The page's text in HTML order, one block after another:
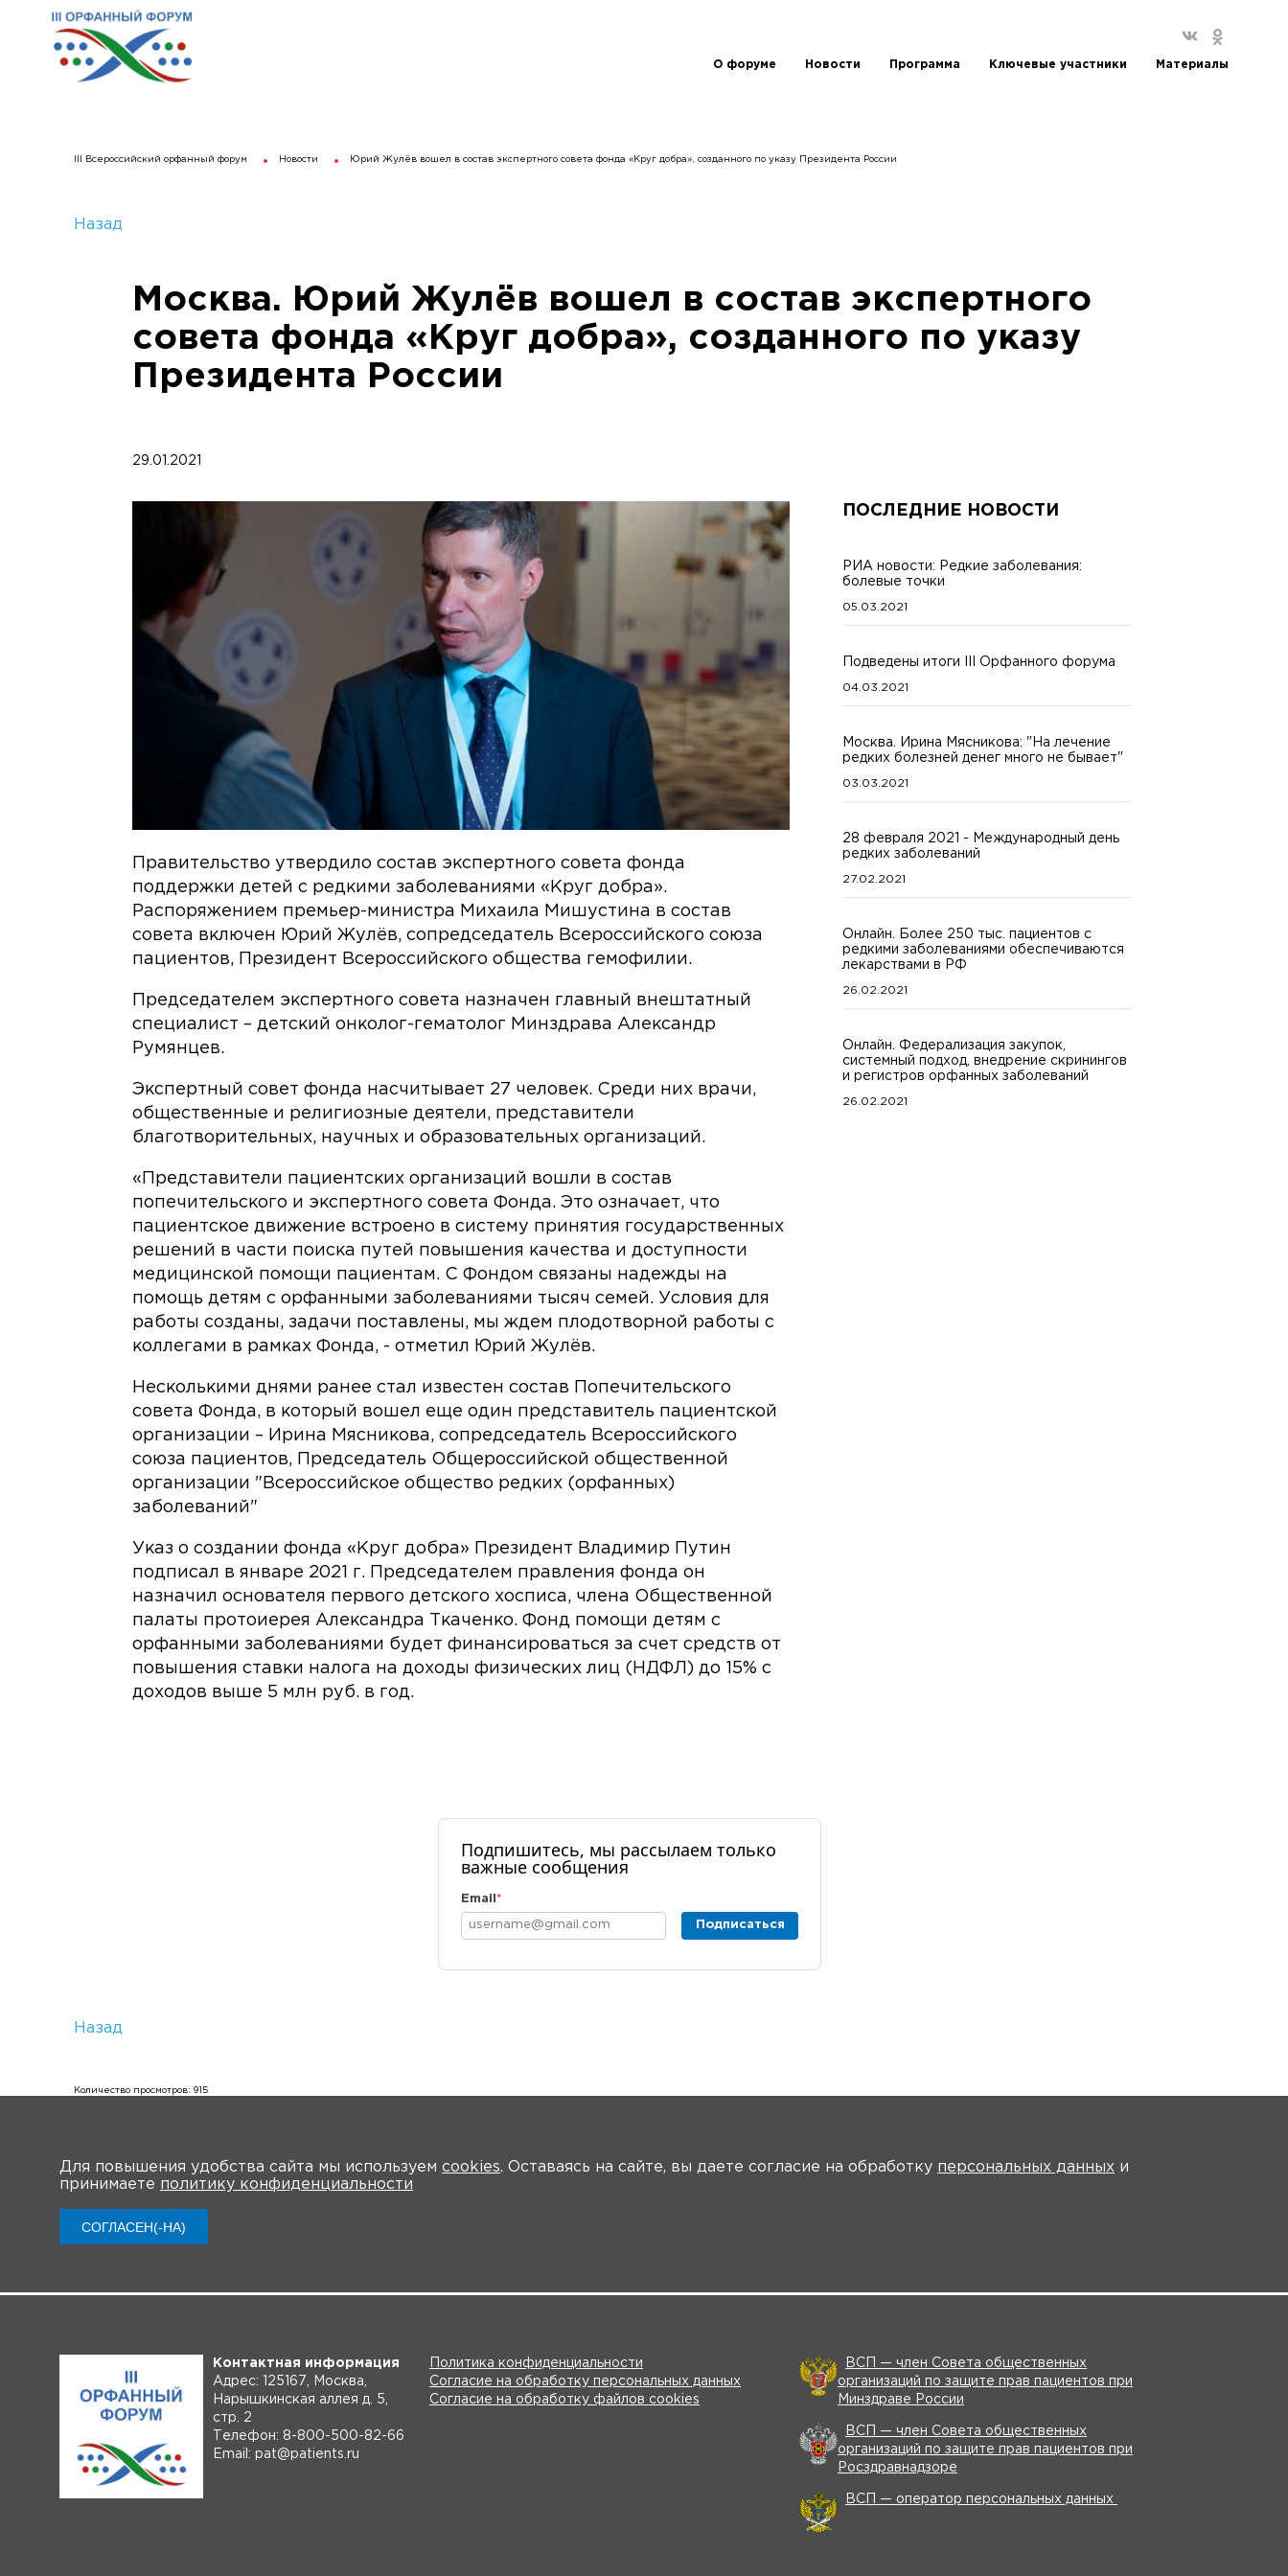
О форуме Новости Программа Ключевые участники Материалы
III Всероссийский орфанный форум Новости Юрий Жулёв вошел в состав экспертного совета фонда «Круг добра», созданного по указу Президента России
Назад
Москва. Юрий Жулёв вошел в состав экспертного
совета фонда «Круг добра», созданного по указу
Президента России
29.01.2021
Правительство утвердило состав экспертного совета фонда
поддержки детей с редкими заболеваниями «Круг добра».
Распоряжением премьер-министра Михаила Мишустина в состав
совета включен Юрий Жулёв, сопредседатель Всероссийского союза
пациентов, Президент Всероссийского общества гемофилии.
Председателем экспертного совета назначен главный внештатный
специалист – детский онколог-гематолог Минздрава Александр
Румянцев.
Экспертный совет фонда насчитывает 27 человек. Среди них врачи,
общественные и религиозные деятели, представители
благотворительных, научных и образовательных организаций.
«Представители пациентских организаций вошли в состав
попечительского и экспертного совета Фонда. Это означает, что
пациентское движение встроено в систему принятия государственных
решений в части поиска путей повышения качества и доступности
медицинской помощи пациентам. С Фондом связаны надежды на
помощь детям с орфанными заболеваниями тысяч семей. Условия для
работы созданы, задачи поставлены, мы ждем плодотворной работы с
коллегами в рамках Фонда, - отметил Юрий Жулёв.
Несколькими днями ранее стал известен состав Попечительского
совета Фонда, в который вошел еще один представитель пациентской
организации – Ирина Мясникова, сопредседатель Всероссийского
союза пациентов, Председатель Общероссийской общественной
организации "Всероссийское общество редких (орфанных)
заболеваний"
Указ о создании фонда «Круг добра» Президент Владимир Путин
подписал в январе 2021 г. Председателем правления фонда он
назначил основателя первого детского хосписа, члена Общественной
палаты протоиерея Александра Ткаченко. Фонд помощи детям с
орфанными заболеваниями будет финансироваться за счет средств от
повышения ставки налога на доходы физических лиц (НДФЛ) до 15% с
доходов выше 5 млн руб. в год.
ПОСЛЕДНИЕ НОВОСТИ
РИА новости: Редкие заболевания:
болевые точки
05.03.2021
Подведены итоги III Орфанного форума
04.03.2021
Москва. Ирина Мясникова: "На лечение
редких болезней денег много не бывает"
03.03.2021
28 февраля 2021 - Международный день
редких заболеваний
27.02.2021
Онлайн. Более 250 тыс. пациентов с
редкими заболеваниями обеспечиваются
лекарствами в РФ
26.02.2021
Онлайн. Федерализация закупок,
системный подход, внедрение скринингов
и регистров орфанных заболеваний
26.02.2021
Подпишитесь, мы рассылаем только
важные сообщения
Email *
Подписаться
Назад
Количество просмотров: 915
Для повышения удобства сайта мы используем cookies. Оставаясь на сайте, вы даете согласие на обработку персональных данных и
принимаете политику конфиденциальности
СОГЛАСЕН(-НА)
Контактная информация
Адрес: 125167, Москва,
Нарышкинская аллея д. 5,
стр. 2
Телефон: 8-800-500-82-66
Email: pat@patients.ru
Политика конфиденциальности
Согласие на обработку персональных данных
Согласие на обработку файлов cookies
ВСП — член Совета общественных
организаций по защите прав пациентов при
Минздраве России
ВСП — член Совета общественных
организаций по защите прав пациентов при
Росздравнадзоре
ВСП — оператор персональных данных